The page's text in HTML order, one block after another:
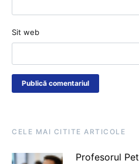
Sit web
CELE MAI CITITE ARTICOLE
Profesorul